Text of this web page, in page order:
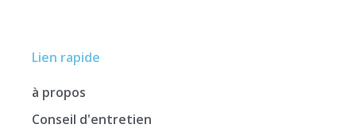
Lien rapide
à propos
Conseil d'entretien